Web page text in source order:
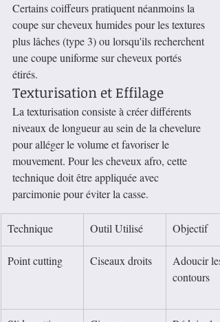
Certains coiffeurs pratiquent néanmoins la
coupe sur cheveux humides pour les textures
plus lâches (type 3) ou lorsqu'ils recherchent
une coupe uniforme sur cheveux portés
étirés.
Texturisation et Effilage
La texturisation consiste à créer différents
niveaux de longueur au sein de la chevelure
pour alléger le volume et favoriser le
mouvement. Pour les cheveux afro, cette
technique doit être appliquée avec
parcimonie pour éviter la casse.
Technique Outil Utilisé Objectif
Point cutting Ciseaux droits
Adoucir les
contours